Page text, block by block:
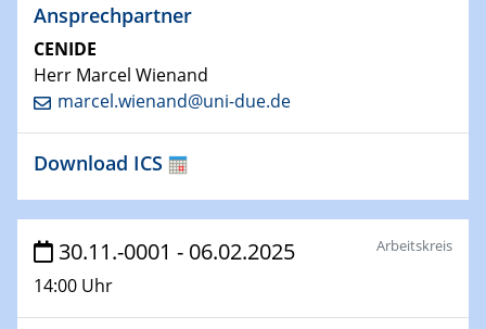
Bewerbungsvorrtag Besetzung W3-Professur
Technische Chemie – Technisch-Makromolekulare
Chemie für die Wasserforschung
Technische Chemie – Technisch-Makromolekulare
29.01.2024
Bewerbungsvorrtag Besetzung W3-Professur
Technische Chemie – Technisch-Makromolekulare
Chemie für die Wasserforschung
Ansprechpartner
CENIDE
Herr Marcel Wienand
marcel.wienand@uni-due.de
Download ICS
30.11.-0001 - 06.02.2025
14:00 Uhr
Arbeitskreis